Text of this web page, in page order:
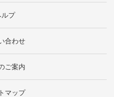
ルプ
合わせ
ご案内
マップ